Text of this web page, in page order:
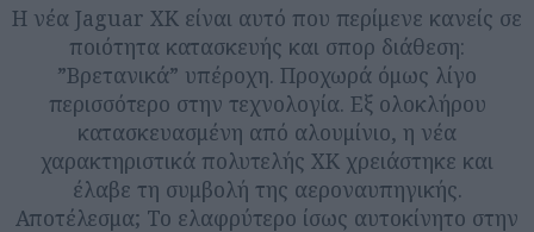
Η νέα Jaguar XK είναι αυτό που περίμενε κανείς σε
ποιότητα κατασκευής και σπορ διάθεση:
”Βρετανικά” υπέροχη. Προχωρά όμως λίγο
περισσότερο στην τεχνολογία. Εξ ολοκλήρου
κατασκευασμένη από αλουμίνιο, η νέα
χαρακτηριστικά πολυτελής XK χρειάστηκε και
έλαβε τη συμβολή της αεροναυπηγικής.
Αποτέλεσμα; Το ελαφρύτερο ίσως αυτοκίνητο στην